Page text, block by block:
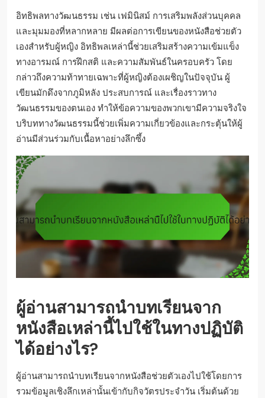
อิทธิพลทางวัฒนธรรม เช่น เฟมินิสม์ การเสริมพลังส่วนบุคคล
และมุมมองที่หลากหลาย มีผลต่อการเขียนของหนังสือช่วยตัว
เองสำหรับผู้หญิง อิทธิพลเหล่านี้ช่วยเสริมสร้างความเข้มแข็ง
ทางอารมณ์ การฝึกสติ และความสัมพันธ์ในครอบครัว โดย
กล่าวถึงความท้าทายเฉพาะที่ผู้หญิงต้องเผชิญในปัจจุบัน ผู้
เขียนมักดึงจากภูมิหลัง ประสบการณ์ และเรื่องราวทาง
วัฒนธรรมของตนเอง ทำให้ข้อความของพวกเขามีความจริงใจ
บริบททางวัฒนธรรมนี้ช่วยเพิ่มความเกี่ยวข้องและกระตุ้นให้ผู้
อ่านมีส่วนร่วมกับเนื้อหาอย่างลึกซึ้ง
ผู้อ่านสามารถนำบทเรียนจาก
หนังสือเหล่านี้ไปใช้ในทางปฏิบัติ
ได้อย่างไร?
ผู้อ่านสามารถนำบทเรียนจากหนังสือช่วยตัวเองไปใช้โดยการ
รวมข้อมูลเชิงลึกเหล่านั้นเข้ากับกิจวัตรประจำวัน เริ่มต้นด้วย